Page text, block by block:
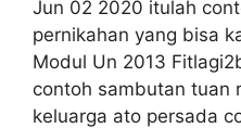
Jun 02 2020 itulah
pernikahan yang bisa
Modul Un 2013
contoh sambutan tuan
keluarga ato persada